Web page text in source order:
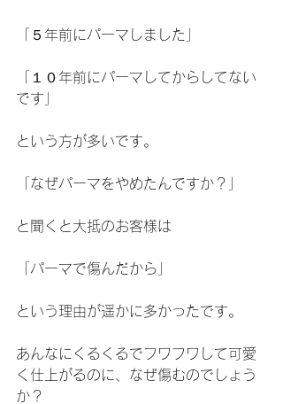
「５年前にパーマしました」
「１０年前にパーマしてからしてない
です」
という方が多いです。
「なぜパーマをやめたんですか？」
と聞くと大抵のお客様は
「パーマで傷んだから」
という理由が遥かに多かったです。
あんなにくるくるでフワフワして可愛
く仕上がるのに、なぜ傷むのでしょう
か？